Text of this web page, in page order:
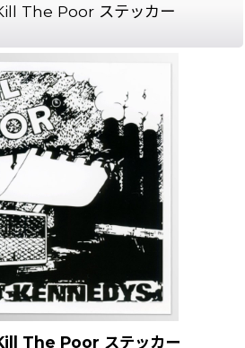
The Poor ステッカー
The Poor ステッカー